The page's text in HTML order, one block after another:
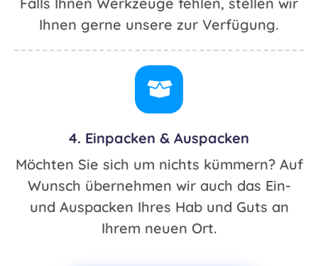
Ihnen gerne unsere zur Verfügung.
4. Einpacken & Auspacken
Möchten Sie sich um nichts kümmern? Auf
Wunsch übernehmen wir auch das Ein-
und Auspacken Ihres Hab und Guts an
Ihrem neuen Ort.